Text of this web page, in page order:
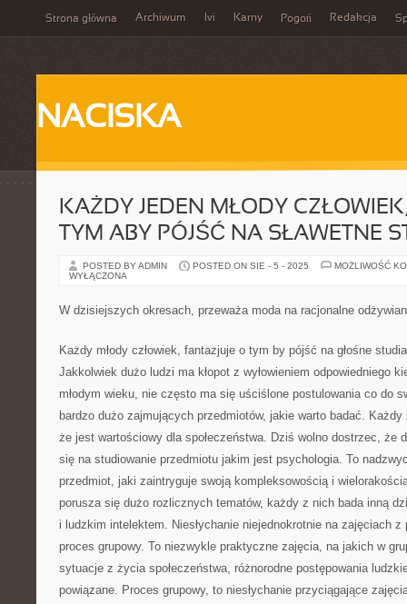
Strona główna Archiwum Ivi Karny Pogoń Redakcja
NACISKA
KAŻDY JEDEN MŁODY
TYM ABY PÓJŚĆ NA SŁAWETNE
POSTED BY ADMIN POSTED ON SIE - 5 - 2025
MOŻLIWOŚĆ
WYŁĄCZONA
W dzisiejszych okresach, przeważa moda na racjonalne
Każdy młody człowiek, fantazjuje o tym by pójść na głośne
Jakkolwiek dużo ludzi ma kłopot z wyłowieniem odpowiedniego
młodym wieku, nie często ma się uściślone postulowania co do
bardzo dużo zajmujących przedmiotów, jakie warto badać.
że jest wartościowy dla społeczeństwa. Dziś wolno dostrzec, że
się na studiowanie przedmiotu jakim jest psychologia. To
przedmiot, jaki zaintryguje swoją kompleksowością i
porusza się dużo rozlicznych tematów, każdy z nich bada inną
i ludzkim intelektem. Niesłychanie niejednokrotnie na zajęciach
proces grupowy. To niezwykle praktyczne zajęcia, na jakich w
sytuacje z życia społeczeństwa, różnorodne postępowania
powiązane. Proces grupowy, to niesłychanie przyciągające